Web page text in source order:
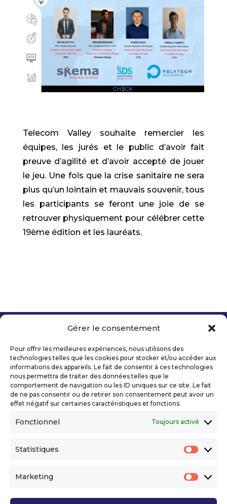
Gérer le consentement
Pour offrir les meilleures expériences, nous utilisons des
technologies telles que les cookies pour stocker et/ou accéder aux
informations des appareils. Le fait de consentir à ces technologies
nous permettra de traiter des données telles que le
comportement de navigation ou les ID uniques sur ce site. Le fait
de ne pas consentir ou de retirer son consentement peut avoir un
effet négatif sur certaines caractéristiques et fonctions.
Fonctionnel Toujours activé
Statistiques
Marketing
Telecom Valley souhaite remercier les
équipes, les jurés et le public d’avoir fait
preuve d’agilité et d’avoir accepté de jouer
le jeu. Une fois que la crise sanitaire ne sera
plus qu’un lointain et mauvais souvenir, tous
les participants se feront une joie de se
retrouver physiquement pour célébrer cette
19ème édition et les lauréats.
Mentions légales
Politique de confidentialité
Déclaration d’accessibilité numérique
Ils nous soutiennent